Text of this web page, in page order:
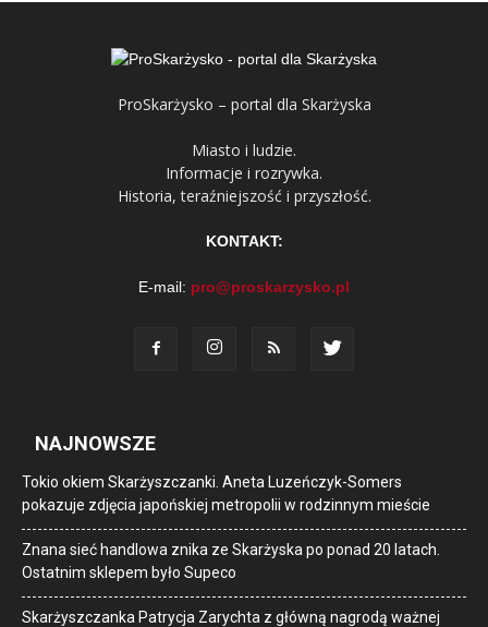
ProSkarżysko – portal dla Skarżyska
Miasto i ludzie.
Informacje i rozrywka.
Historia, teraźniejszość i przyszłość.
KONTAKT:
E-mail: pro@proskarzysko.pl
NAJNOWSZE
Tokio okiem Skarżyszczanki. Aneta Luzeńczyk-Somers
pokazuje zdjęcia japońskiej metropolii w rodzinnym mieście
Znana sieć handlowa znika ze Skarżyska po ponad 20 latach.
Ostatnim sklepem było Supeco
Skarżyszczanka Patrycja Zarychta z główną nagrodą ważnej